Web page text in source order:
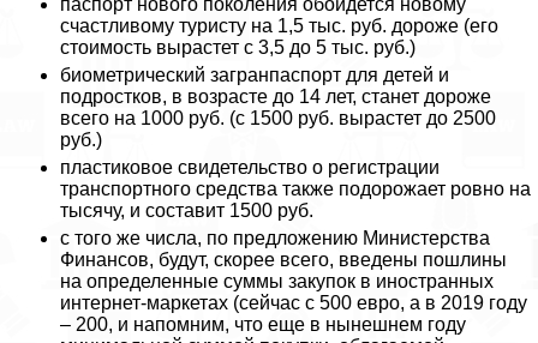
паспорт нового поколения обойдется новому
счастливому туристу на 1,5 тыс. руб. дороже (его
стоимость вырастет с 3,5 до 5 тыс. руб.)
биометрический загранпаспорт для детей и
подростков, в возрасте до 14 лет, станет дороже
всего на 1000 руб. (с 1500 руб. вырастет до 2500
руб.)
пластиковое свидетельство о регистрации
трaнcпортного средства также подорожает ровно на
тысячу, и составит 1500 руб.
с того же числа, по предложению Министерства
Финансов, будут, скорее всего, введены пошлины
на определенные суммы закупок в иностранных
интернет-маркетах (сейчас с 500 евро, а в 2019 году
– 200, и напомним, что еще в нынешнем году